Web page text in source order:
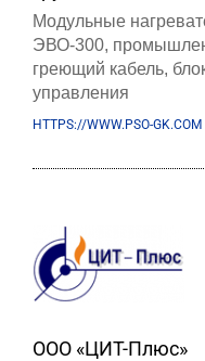
Модульные
ЭВО-300, п
греющий кабель,
управления
HTTPS://WWW.PSO-GK.COM
ООО «ЦИТ-Плюс»